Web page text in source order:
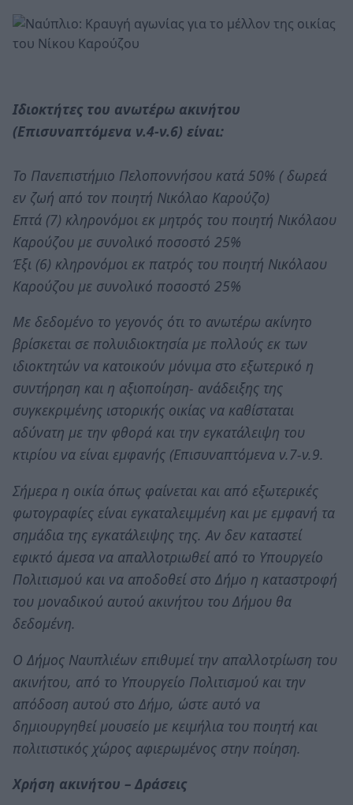
Ιδιοκτήτες του ανωτέρω ακινήτου
(Επισυναπτόμενα ν.4-ν.6) είναι:
Το Πανεπιστήμιο Πελοποννήσου κατά 50% ( δωρεά
εν ζωή από τον ποιητή Νικόλαο Καρούζο)
Επτά (7) κληρονόμοι εκ μητρός του ποιητή Νικόλαου
Καρούζου με συνολικό ποσοστό 25%
Έξι (6) κληρονόμοι εκ πατρός του ποιητή Νικόλαου
Καρούζου με συνολικό ποσοστό 25%
Με δεδομένο το γεγονός ότι το ανωτέρω ακίνητο
βρίσκεται σε πολυιδιοκτησία με πολλούς εκ των
ιδιοκτητών να κατοικούν μόνιμα στο εξωτερικό η
συντήρηση και η αξιοποίηση- ανάδειξης της
συγκεκριμένης ιστορικής οικίας να καθίσταται
αδύνατη με την φθορά και την εγκατάλειψη του
κτιρίου να είναι εμφανής (Επισυναπτόμενα ν.7-ν.9.
Σήμερα η οικία όπως φαίνεται και από εξωτερικές
φωτογραφίες είναι εγκαταλειμμένη και με εμφανή τα
σημάδια της εγκατάλειψης της. Αν δεν καταστεί
εφικτό άμεσα να απαλλοτριωθεί από το Υπουργείο
Πολιτισμού και να αποδοθεί στο Δήμο η καταστροφή
του μοναδικού αυτού ακινήτου του Δήμου θα
δεδομένη.
Ο Δήμος Ναυπλιέων επιθυμεί την απαλλοτρίωση του
ακινήτου, από το Υπουργείο Πολιτισμού και την
απόδοση αυτού στο Δήμο, ώστε αυτό να
δημιουργηθεί μουσείο με κειμήλια του ποιητή και
πολιτιστικός χώρος αφιερωμένος στην ποίηση.
Χρήση ακινήτου – Δράσεις